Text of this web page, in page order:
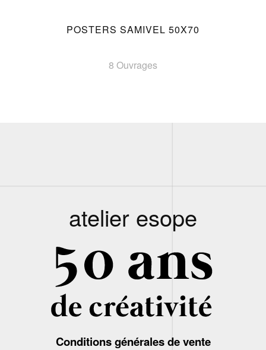
POSTERS SAMIVEL 50X70
8 Ouvrages
atelier esope
Conditions générales de vente